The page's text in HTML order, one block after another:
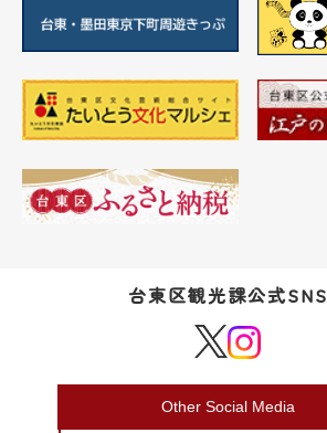
台東区観光課公式SNS
Other Social Media